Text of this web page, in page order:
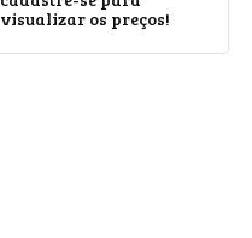
visualizar os preços!